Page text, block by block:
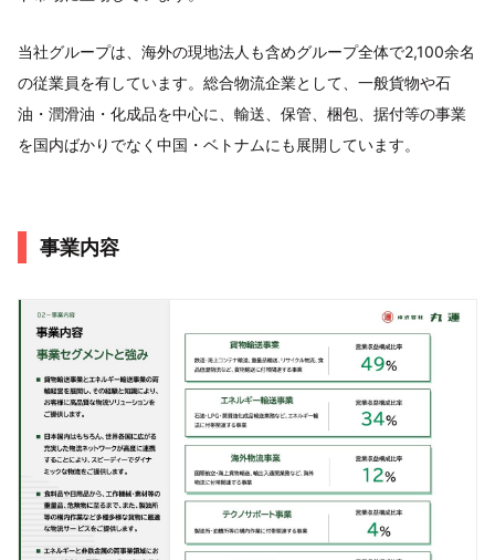
当社グループは、海外の現地法人も含めグループ全体で2,100余名
の従業員を有しています。総合物流企業として、一般貨物や石
油・潤滑油・化成品を中心に、輸送、保管、梱包、据付等の事業
を国内ばかりでなく中国・ベトナムにも展開しています。
事業内容